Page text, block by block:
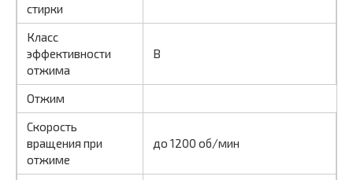
стирки
Класс
эффективности
отжима
B
Отжим
Скорость
вращения при
отжиме
до 1200 об/мин